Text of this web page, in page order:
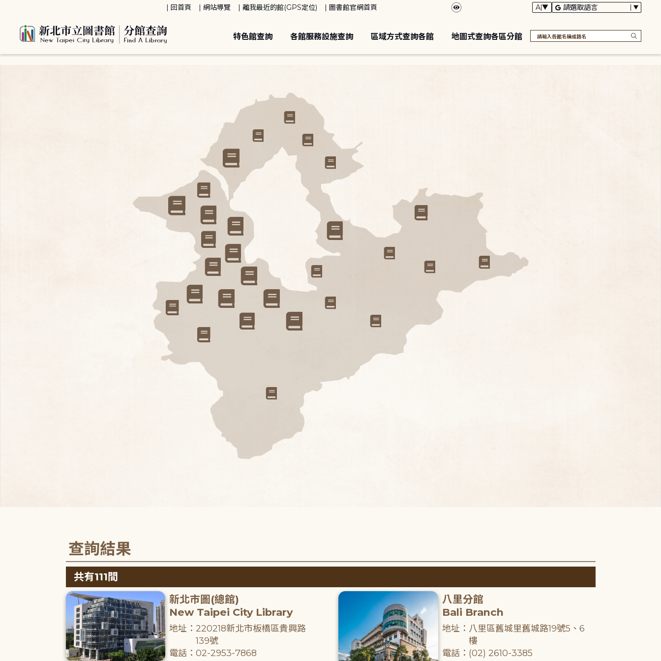
回首頁 網站導覽 離我最近的館(GPS定位) 圖書館官網首頁
特色館查詢 各館服務設施查詢 區域方式查詢各館 地圖式查詢各區分館
查詢結果
共有111間
新北市圖(總館)
New Taipei City Library
地址：220218新北市板橋區貴興路
139號
電話：02-2953-7868
八里分館
Bali Branch
地址：八里區舊城里舊城路19號5、6
樓
電話：(02) 2610-3385